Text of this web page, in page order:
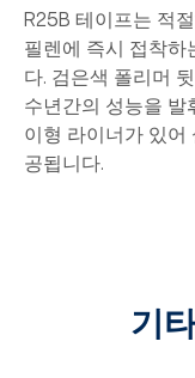
R25B 테이프는 적
필렌에 즉시 접착하
다. 검은색 폴리머
수년간의 성능을 발
이형 라이너가 있어
공됩니다.
기